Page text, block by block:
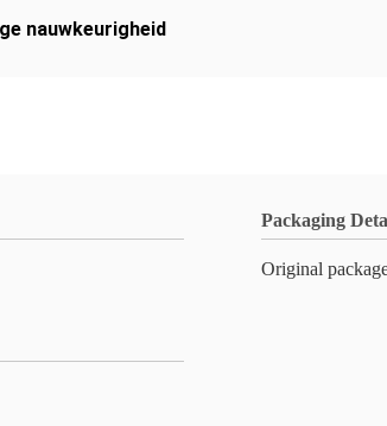
nauwkeurigheid
Packaging
Original